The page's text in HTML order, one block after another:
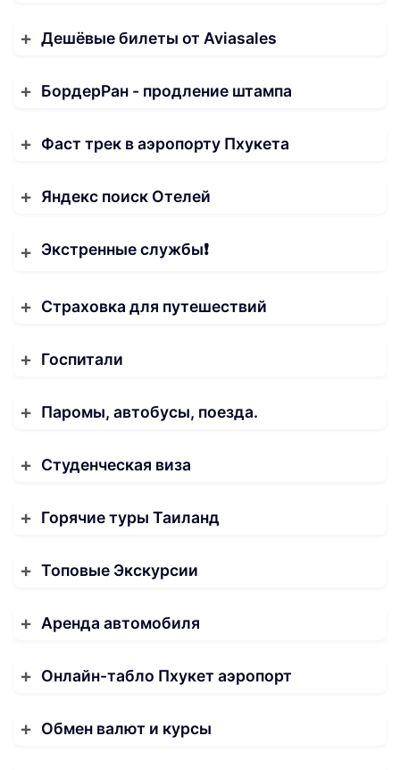
Дешёвые билеты от Aviasales
БордерРан - продление штампа
Фаст трек в аэропорту Пхукета
Яндекс поиск Отелей
Экстренные службы❗️
Страховка для путешествий
Госпитали
Паромы, автобусы, поезда.
Студенческая виза
Горячие туры Таиланд
Топовые Экскурсии
Аренда автомобиля
Онлайн-табло Пхукет аэропорт
Обмен валют и курсы